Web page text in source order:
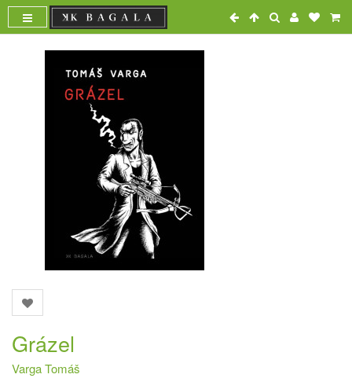
Grázel
Varga Tomáš